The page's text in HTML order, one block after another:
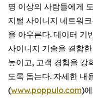
명 이상의 사람들에게
지털 사이니지 네트워
을 아우른다. 데이터 기
사이니지 기술을 결합
높이고, 고객 경험을 강
도록 돕는다. 자세한 내
(www.poppulo.com)